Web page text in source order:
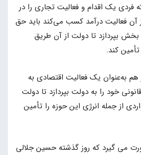
یک اقدام و فعالیت تجاری را در
آن فعالیت درآمد کسب می‌کند باید حق
بپردازد تا دولت از آن طریق
کند.
هم به‌عنوان یک فعالیت اقتصادی به
خود را به دولت بپردازد تا دولت
از جمله انرژی این حوزه را تأمین
می گیرد که روز گذشته حسین جلالی